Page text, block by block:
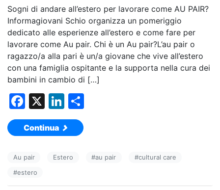
Sogni di andare all’estero per lavorare come AU PAIR?
Informagiovani Schio organizza un pomeriggio
dedicato alle esperienze all’estero e come fare per
lavorare come Au pair. Chi è un Au pair?L’au pair o
ragazzo/a alla pari è un/a giovane che vive all’estero
con una famiglia ospitante e la supporta nella cura dei
bambini in cambio di […]
F
a
c
b
o
X
Li
n
k
dI
vi
Continua
Au pair Estero #au pair #cultural care
#estero